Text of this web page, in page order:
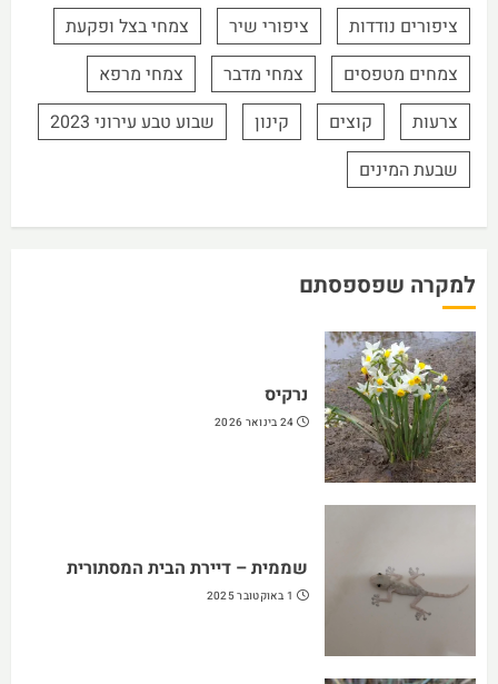
ציפורים נודדות ציפורי שיר
צמחי בצל ופקעת
צמחים מטפסים
צמחי מדבר
צמחי מרפא
צרעות
קוצים קינון
שבוע טבע עירוני 2023
שבעת המינים
למקרה שפספסתם
נרקיס
24 בינואר 2026
שממית – דיירת הבית המסתורית
1 באוקטובר 2025